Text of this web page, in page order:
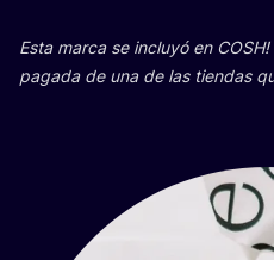
Esta mar­ca se inclu­yó en COSH!
paga­da de una de las tien­das